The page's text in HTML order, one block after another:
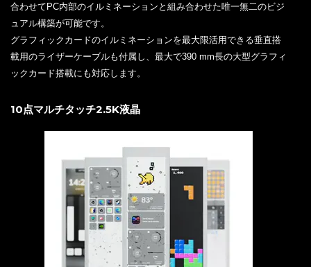
合わせてPC内部のイルミネーションと組み合わせた唯一無二のビジ
ュアル構築が可能です。
グラフィックカードのイルミネーションを最大限活用できる垂直搭
載用のライザーケーブルも付属し、最大で390 mm長の大型グラフィ
ックカード搭載にも対応します。
10点マルチタッチ2.5K液晶